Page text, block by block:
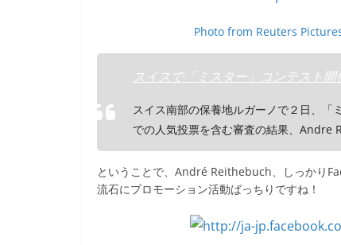
Photo from Reuters
スイスで「ミスター」コンテスト
スイス南部の保養地ルガーノで２日、
での人気投票を含む審査の結果、Andre
ということで、André Reithebuch、しっかり
流石にプロモーション活動ばっちりですね！